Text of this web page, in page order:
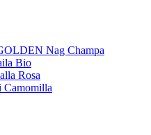
Nag Champa
Bio
Rosa
Camomilla